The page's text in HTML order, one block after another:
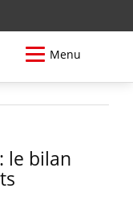
Menu
le bilan